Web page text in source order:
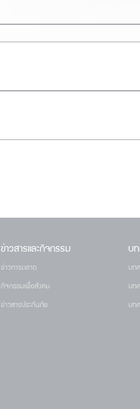
ข่าวสารและกิจกรรม
ข่าวการตลาด
กิจกรรมเพื่อสังคม
ข่าวสารประกันภัย
บ
บท
บท
บท